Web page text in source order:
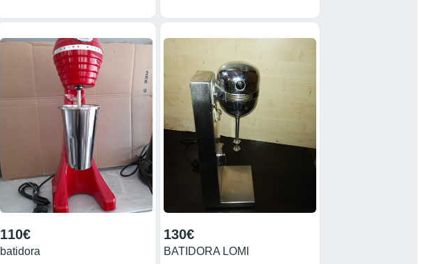
110€
batidora
130€
BATIDORA LOMI